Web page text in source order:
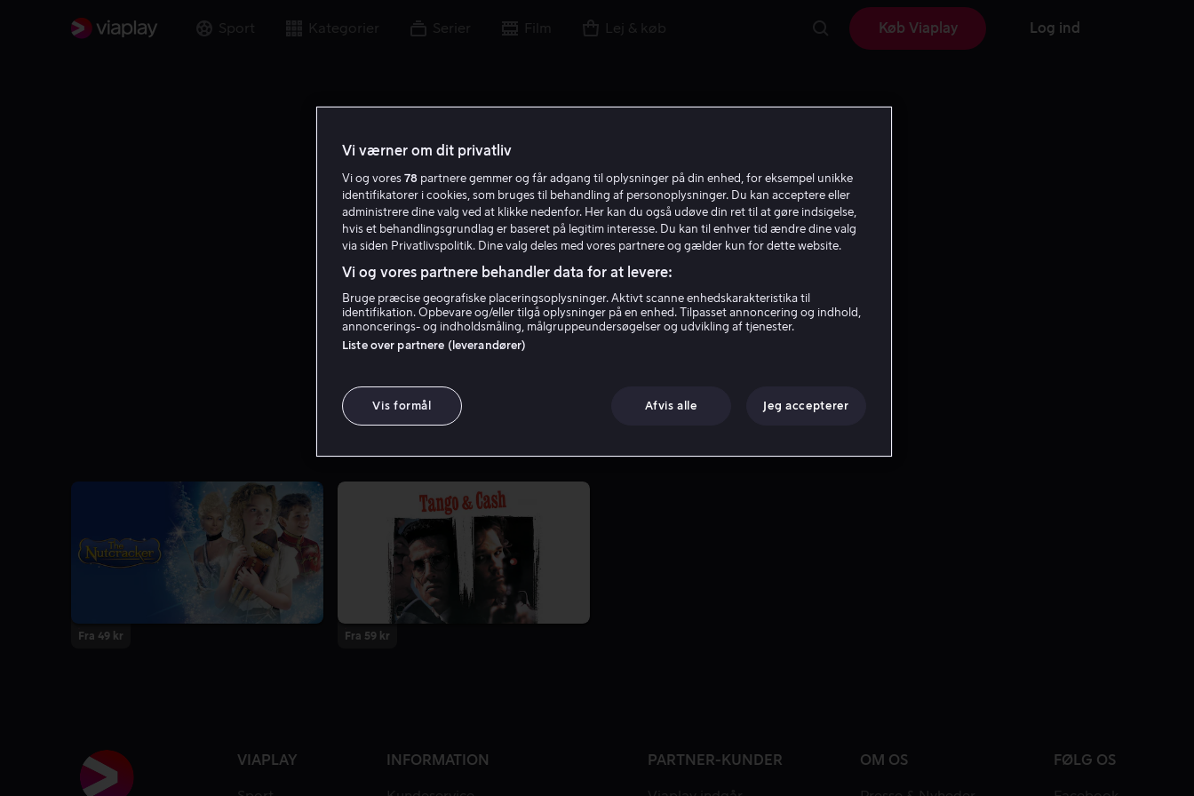
Sport Kategorier Serier Film Lej & køb Køb Viaplay Log ind
Andrey Konchalovskiy
Fra 49 kr Fra 59 kr
VIAPLAY INFORMATION PARTNER-KUNDER OM OS FØLG OS
Vi værner om dit privatliv
Vi og vores 78 partnere gemmer og får adgang til oplysninger på din enhed, for eksempel unikke
identifikatorer i cookies, som bruges til behandling af personoplysninger. Du kan acceptere eller
administrere dine valg ved at klikke nedenfor. Her kan du også udøve din ret til at gøre indsigelse,
hvis et behandlingsgrundlag er baseret på legitim interesse. Du kan til enhver tid ændre dine valg
via siden Privatlivspolitik. Dine valg deles med vores partnere og gælder kun for dette website.
Vi og vores partnere behandler data for at levere:
Bruge præcise geografiske placeringsoplysninger. Aktivt scanne enhedskarakteristika til
identifikation. Opbevare og/eller tilgå oplysninger på en enhed. Tilpasset annoncering og indhold,
annoncerings- og indholdsmåling, målgruppeundersøgelser og udvikling af tjenester.
Liste over partnere (leverandører)
Vis formål Afvis alle Jeg accepterer